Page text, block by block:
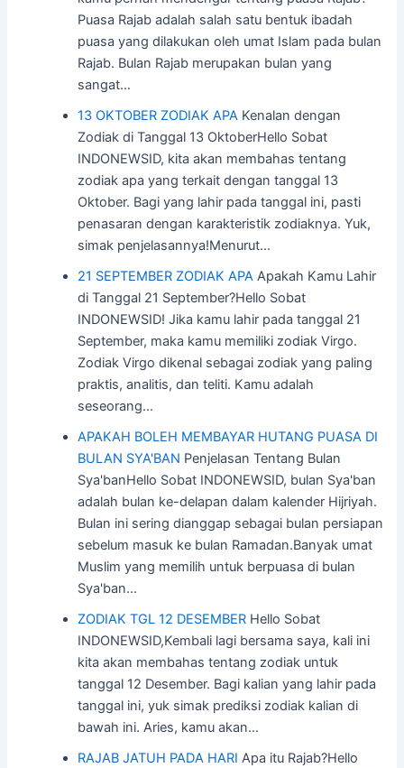
Puasa Rajab adalah salah satu bentuk ibadah
puasa yang dilakukan oleh umat Islam pada bulan
Rajab. Bulan Rajab merupakan bulan yang
sangat…
13 OKTOBER ZODIAK APA Kenalan dengan
Zodiak di Tanggal 13 OktoberHello Sobat
INDONEWSID, kita akan membahas tentang
zodiak apa yang terkait dengan tanggal 13
Oktober. Bagi yang lahir pada tanggal ini, pasti
penasaran dengan karakteristik zodiaknya. Yuk,
simak penjelasannya!Menurut…
21 SEPTEMBER ZODIAK APA Apakah Kamu Lahir
di Tanggal 21 September?Hello Sobat
INDONEWSID! Jika kamu lahir pada tanggal 21
September, maka kamu memiliki zodiak Virgo.
Zodiak Virgo dikenal sebagai zodiak yang paling
praktis, analitis, dan teliti. Kamu adalah
seseorang…
APAKAH BOLEH MEMBAYAR HUTANG PUASA DI
BULAN SYA'BAN Penjelasan Tentang Bulan
Sya'banHello Sobat INDONEWSID, bulan Sya'ban
adalah bulan ke-delapan dalam kalender Hijriyah.
Bulan ini sering dianggap sebagai bulan persiapan
sebelum masuk ke bulan Ramadan.Banyak umat
Muslim yang memilih untuk berpuasa di bulan
Sya'ban…
ZODIAK TGL 12 DESEMBER Hello Sobat
INDONEWSID,Kembali lagi bersama saya, kali ini
kita akan membahas tentang zodiak untuk
tanggal 12 Desember. Bagi kalian yang lahir pada
tanggal ini, yuk simak prediksi zodiak kalian di
bawah ini. Aries, kamu akan…
RAJAB JATUH PADA HARI Apa itu Rajab?Hello